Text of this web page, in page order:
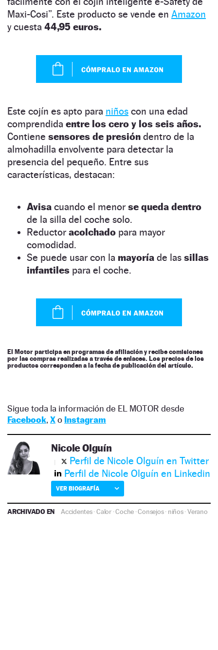
Maxi-Cosi”. Este producto se vende en Amazon
y cuesta 44,95 euros.
Este cojín es apto para niños con una edad
comprendida entre los cero y los seis años.
Contiene sensores de presión dentro de la
almohadilla envolvente para detectar la
presencia del pequeño. Entre sus
características, destacan:
Avisa cuando el menor se queda dentro
de la silla del coche solo.
Reductor acolchado para mayor
comodidad.
Se puede usar con la mayoría de las sillas
infantiles para el coche.
El Motor participa en programas de afiliación y recibe comisiones
por las compras realizadas a través de enlaces. Los precios de los
productos corresponden a la fecha de publicación del artículo.
Sigue toda la información de EL MOTOR desde
Facebook, Xo Instagram
Nicole Olguín
Perfil de Nicole Olguín en Twitter
Perfil de Nicole Olguín en Linkedin
VER BIOGRAFÍA
ARCHIVADO EN Accidentes·Calor·Coche ·Consejos· niños·Verano